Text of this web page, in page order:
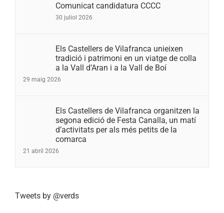
Comunicat candidatura CCCC
30 juliol 2026
Els Castellers de Vilafranca unieixen
tradició i patrimoni en un viatge de colla
a la Vall d’Aran i a la Vall de Boí
29 maig 2026
Els Castellers de Vilafranca organitzen la
segona edició de Festa Canalla, un matí
d’activitats per als més petits de la
comarca
21 abril 2026
Tweets by @verds